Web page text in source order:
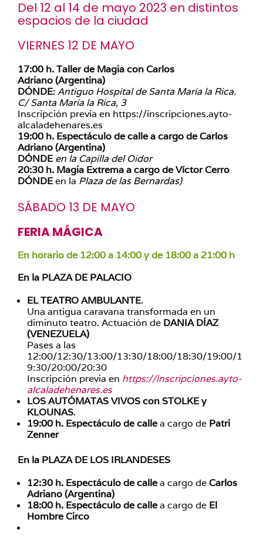
Del 12 al 14 de mayo 2023 en distintos
espacios de la ciudad
VIERNES 12 DE MAYO
17:00 h. Taller de Magia con Carlos
Adriano (Argentina)
DÓNDE: Antiguo Hospital de Santa María la Rica.
C/ Santa María la Rica, 3
Inscripción previa en https://inscripciones.ayto-
alcaladehenares.es
19:00 h. Espectáculo de calle a cargo de Carlos
Adriano (Argentina)
DÓNDE en la Capilla del Oidor
20:30 h. Magia Extrema a cargo de Víctor Cerro
DÓNDEen la Plaza de las Bernardas)
SÁBADO 13 DE MAYO
FERIA MÁGICA
En horario de 12:00 a 14:00 y de 18:00 a 21:00 h
En la PLAZA DE PALACIO
EL TEATRO AMBULANTE.
Una antigua caravana transformada en un
diminuto teatro. Actuación de DANIA DÍAZ
(VENEZUELA)
Pases a las
12:00/12:30/13:00/13:30/18:00/18:30/19:00/1
9:30/20:00/20:30
Inscripción previa en https://inscripciones.ayto-
alcaladehenares.es
LOS AUTÓMATAS VIVOS con STOLKE y
KLOUNAS.
19:00 h. Espectáculo de callea cargo de Patri
Zenner
En la PLAZA DE LOS IRLANDESES
12:30 h. Espectáculo de callea cargo de Carlos
Adriano (Argentina)
18:00 h. Espectáculo de callea cargo de El
Hombre Circo